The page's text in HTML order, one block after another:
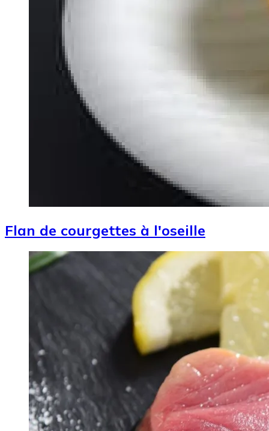
Flan de courgettes à l'oseille
Image